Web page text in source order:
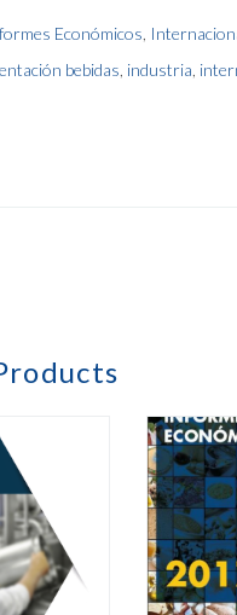
Económicos
bebidas industria